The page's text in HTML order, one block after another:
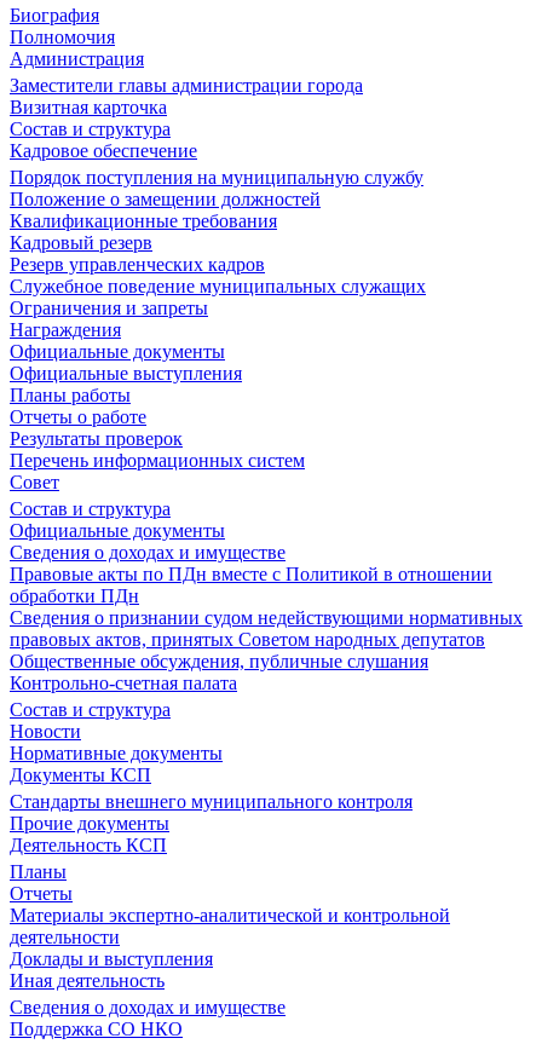
Биография
Полномочия
Администрация
Заместители главы администрации города
Визитная карточка
Состав и структура
Кадровое обеспечение
Порядок поступления на муниципальную службу
Положение о замещении должностей
Квалификационные требования
Кадровый резерв
Резерв управленческих кадров
Служебное поведение муниципальных служащих
Ограничения и запреты
Награждения
Официальные документы
Официальные выступления
Планы работы
Отчеты о работе
Результаты проверок
Перечень информационных систем
Совет
Состав и структура
Официальные документы
Сведения о доходах и имуществе
Правовые акты по ПДн вместе с Политикой в отношении
обработки ПДн
Сведения о признании судом недействующими нормативных
правовых актов, принятых Советом народных депутатов
Общественные обсуждения, публичные слушания
Контрольно-счетная палата
Состав и структура
Новости
Нормативные документы
Документы КСП
Стандарты внешнего муниципального контроля
Прочие документы
Деятельность КСП
Планы
Отчеты
Материалы экспертно-аналитической и контрольной
деятельности
Доклады и выступления
Иная деятельность
Сведения о доходах и имуществе
Поддержка СО НКО